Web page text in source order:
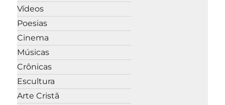
Vídeos
Poesias
Cinema
Músicas
Crônicas
Escultura
Arte Cristã